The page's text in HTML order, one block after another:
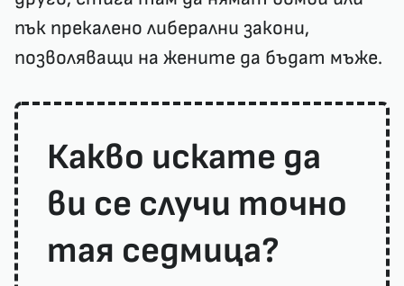
пък прекалено либерални закони,
позволяващи на жените да бъдат мъже.
Какво искате да
ви се случи точно
тая седмица?